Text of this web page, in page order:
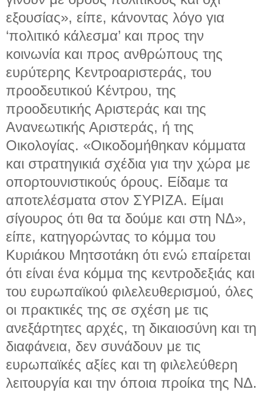
εξουσίας», είπε, κάνοντας λόγο για
‘πολιτικό κάλεσμα’ και προς την
κοινωνία και προς ανθρώπους της
ευρύτερης Κεντροαριστεράς, του
προοδευτικού Κέντρου, της
προοδευτικής Αριστεράς και της
Ανανεωτικής Αριστεράς, ή της
Οικολογίας. «Οικοδομήθηκαν κόμματα
και στρατηγικιά σχέδια για την χώρα με
οπορτουνιστικούς όρους. Είδαμε τα
αποτελέσματα στον ΣΥΡΙΖΑ. Είμαι
σίγουρος ότι θα τα δούμε και στη ΝΔ»,
είπε, κατηγορώντας το κόμμα του
Κυριάκου Μητσοτάκη ότι ενώ επαίρεται
ότι είναι ένα κόμμα της κεντροδεξιάς και
του ευρωπαϊκού φιλελευθερισμού, όλες
οι πρακτικές της σε σχέση με τις
ανεξάρτητες αρχές, τη δικαιοσύνη και τη
διαφάνεια, δεν συνάδουν με τις
ευρωπαϊκές αξίες και τη φιλελεύθερη
λειτουργία και την όποια προίκα της ΝΔ.